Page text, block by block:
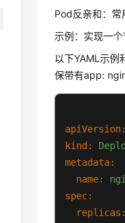
Pod反亲和：常
示例：实现一
以下YAML示
保带有app:
apiVersion:
kind:
metadata:
name:
spec:
replicas: